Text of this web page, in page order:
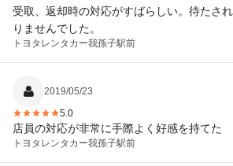
受取、返却時の対応がすばらしい。待たさ
りませんでした。
トヨタレンタカー我孫子駅前
2019/05/23
5.0
店員の対応が非常に手際よく好感を持てた
トヨタレンタカー我孫子駅前